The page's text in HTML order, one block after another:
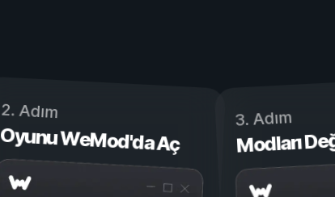
2. Adım
Oyunu WeMod'da Aç
3. Adım
Modları